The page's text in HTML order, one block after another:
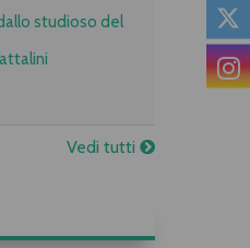
studioso del
Vedi tutti